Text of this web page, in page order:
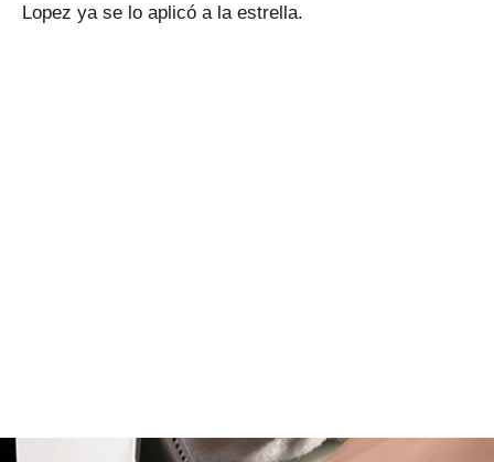
Lopez ya se lo aplicó a la estrella.